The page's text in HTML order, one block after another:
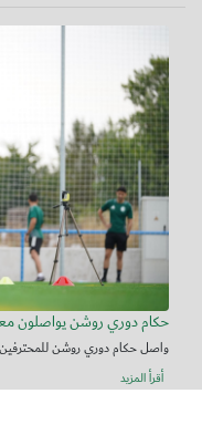
حكام دوري روشن يواصلون
واصل حكام دوري روشن للمحترفين
أقرأ المزيد